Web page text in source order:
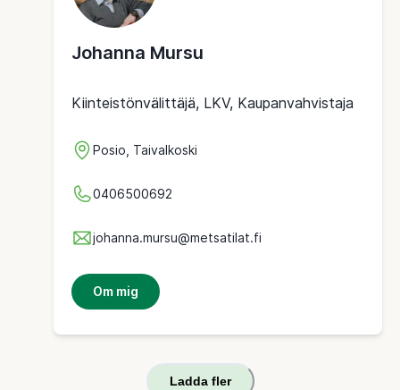
Johanna Mursu
Kiinteistönvälittäjä, LKV, Kaupanvahvistaja
Posio, Taivalkoski
0406500692
johanna.mursu@metsatilat.fi
Om mig
Ladda fler